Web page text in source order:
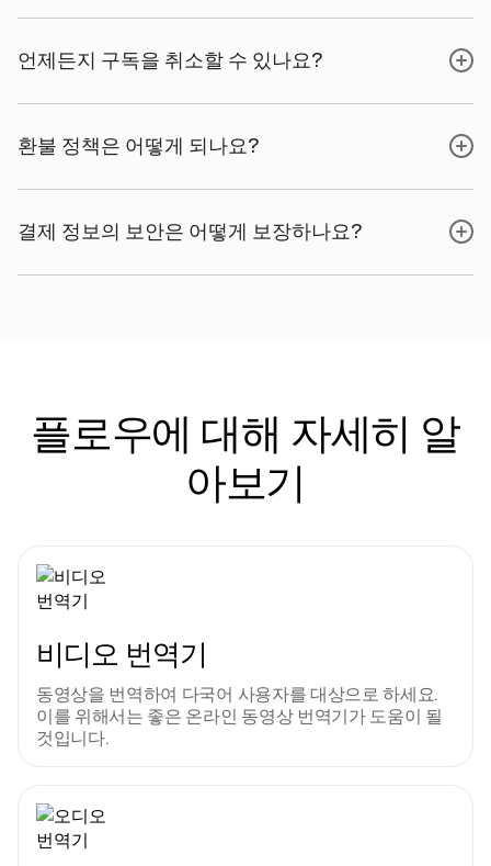
언제든지 구독을 취소할 수 있나요?
환불 정책은 어떻게 되나요?
결제 정보의 보안은 어떻게 보장하나요?
플로우에 대해 자세히 알
아보기
비디오 번역기
동영상을 번역하여 다국어 사용자를 대상으로 하세요.
이를 위해서는 좋은 온라인 동영상 번역기가 도움이 될
것입니다.